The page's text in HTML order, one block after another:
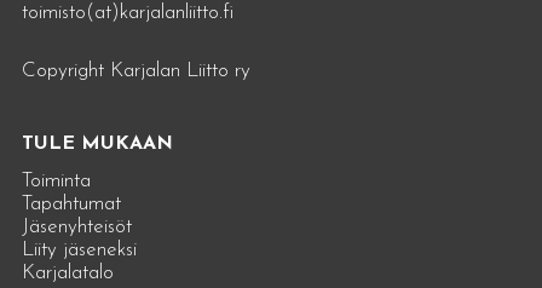
toimisto(at)karjalanliitto.fi
Copyright Karjalan Liitto ry
TULE MUKAAN
Toiminta
Tapahtumat
Jäsenyhteisöt
Liity jäseneksi
Karjalatalo